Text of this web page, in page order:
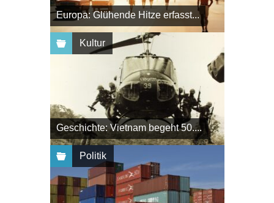
Europa: Glühende Hitze erfasst...
Kultur
Geschichte: Vietnam begeht 50....
Politik